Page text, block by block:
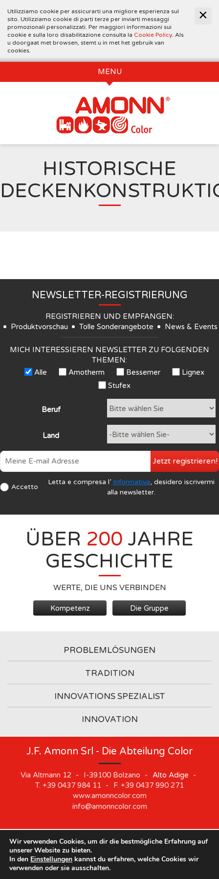
Utilizziamo cookie per assicurarti una migliore esperienza sul
sito. Utilizziamo cookie di parti terze per inviarti messaggi
promozionali personalizzati. Per maggiori informazioni sui
cookie e sulla loro disabilitazione consulta la Cookie Policy. Als
u doorgaat met browsen, stemt u in met het gebruik van
cookies.
MENU
HISTORISCHE
NEWSLETTER-REGISTRIERUNG
REGISTRIEREN UND EMPFANGEN:
Produktvorschau
Tolle Sonderangebote News & Events
MICH INTERESSIEREN NEWSLETTER ZU FOLGENDEN
THEMEN:
Alle
Amotherm Bessemer
Lignex
Stufex
Beruf
Land
Accetto
Letta e compresa l’ Informativa, desidero iscrivermi
alla newsletter.
Jetzt registrieren!
ÜBER 200 JAHRE
GESCHICHTE
WERTE, DIE UNS VERBINDEN
Kompetenz Die Gruppe
PROBLEMLÖSUNGEN
TRADITION
INNOVATIONS SPEZIALIST
INNOVATION
J.F. Amonn Srl - Die Abteilung Color
Via Altmann 12 - I-39100 Bolzano - Alto Adige
-
T. +39 0437 984 11 - F. +39 0437 990 271
www.amonncolor.com
info@amonncolor.com
©2019J.F. AMONN Srl . Part. IVA 01373880218 Impressum .
Cookie . Privacy
Unsere Standorte bleiben vom 10. August bis zum 21.
August geschlossen.
Wir verwenden Cookies, um dir die bestmögliche Erfahrung auf
unserer Website zu bieten.
In den Einstellungen kannst du erfahren, welche Cookies wir
verwenden oder sie ausschalten.